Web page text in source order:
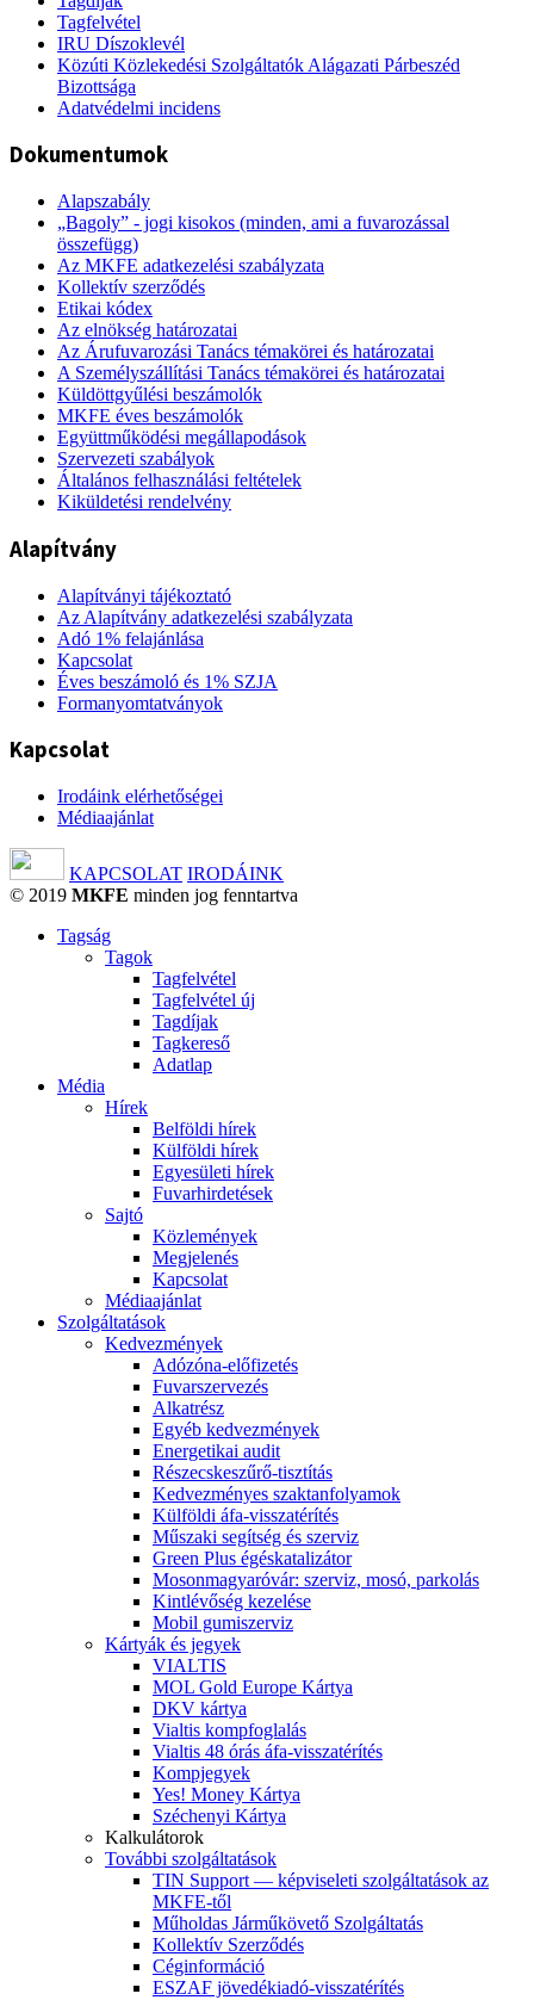
Tagfelvétel
IRU Díszoklevél
Közúti Közlekedési Szolgáltatók Alágazati Párbeszéd
Bizottsága
Adatvédelmi incidens
Dokumentumok
Alapszabály
„Bagoly” - jogi kisokos (minden, ami a fuvarozással
összefügg)
Az MKFE adatkezelési szabályzata
Kollektív szerződés
Etikai kódex
Az elnökség határozatai
Az Árufuvarozási Tanács témakörei és határozatai
A Személyszállítási Tanács témakörei és határozatai
Küldöttgyűlési beszámolók
MKFE éves beszámolók
Együttműködési megállapodások
Szervezeti szabályok
Általános felhasználási feltételek
Kiküldetési rendelvény
Alapítvány
Alapítványi tájékoztató
Az Alapítvány adatkezelési szabályzata
Adó 1% felajánlása
Kapcsolat
Éves beszámoló és 1% SZJA
Formanyomtatványok
Kapcsolat
Irodáink elérhetőségei
Médiaajánlat
KAPCSOLAT IRODÁINK
© 2019 MKFE minden jog fenntartva
Tagság
Tagok
Tagfelvétel
Tagfelvétel új
Tagdíjak
Tagkereső
Adatlap
Média
Hírek
Belföldi hírek
Külföldi hírek
Egyesületi hírek
Fuvarhirdetések
Sajtó
Közlemények
Megjelenés
Kapcsolat
Médiaajánlat
Szolgáltatások
Kedvezmények
Adózóna-előfizetés
Fuvarszervezés
Alkatrész
Egyéb kedvezmények
Energetikai audit
Részecskeszűrő-tisztítás
Kedvezményes szaktanfolyamok
Külföldi áfa-visszatérítés
Műszaki segítség és szerviz
Green Plus égéskatalizátor
Mosonmagyaróvár: szerviz, mosó, parkolás
Kintlévőség kezelése
Mobil gumiszerviz
Kártyák és jegyek
VIALTIS
MOL Gold Europe Kártya
DKV kártya
Vialtis kompfoglalás
Vialtis 48 órás áfa-visszatérítés
Kompjegyek
Yes! Money Kártya
Széchenyi Kártya
Kalkulátorok
További szolgáltatások
TIN Support — képviseleti szolgáltatások az
MKFE-től
Műholdas Járműkövető Szolgáltatás
Kollektív Szerződés
Céginformáció
ESZAF jövedékiadó-visszatérítés